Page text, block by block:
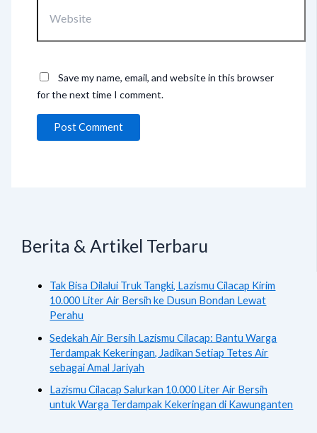
Save my name, email, and website in this browser
for the next time I comment.
Berita & Artikel Terbaru
Tak Bisa Dilalui Truk Tangki, Lazismu Cilacap Kirim
10.000 Liter Air Bersih ke Dusun Bondan Lewat
Perahu
Sedekah Air Bersih Lazismu Cilacap: Bantu Warga
Terdampak Kekeringan, Jadikan Setiap Tetes Air
sebagai Amal Jariyah
Lazismu Cilacap Salurkan 10.000 Liter Air Bersih
untuk Warga Terdampak Kekeringan di Kawunganten